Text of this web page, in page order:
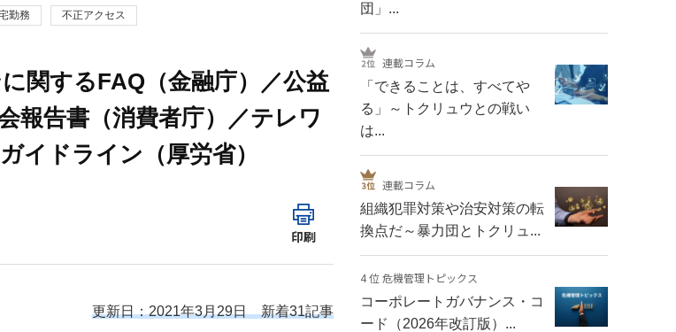
勤務 不正アクセス
関するFAQ（金融庁）／公益
報告書（消費者庁）／テレワ
イドライン（厚労省）
印刷
更新日：2021年3月29日 新着31記事
団」...
連載コラム
「できることは、すべてや
る」～トクリュウとの戦い
は...
連載コラム
組織犯罪対策や治安対策の転
換点だ～暴力団とトクリュ...
4 位 危機管理トピックス
コーポレートガバナンス・コ
ード（2026年改訂版）...